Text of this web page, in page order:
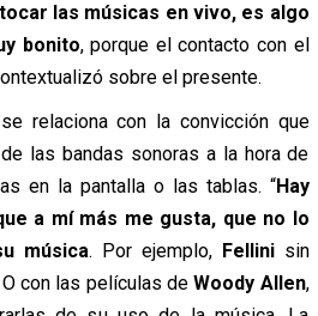
tocar las músicas en vivo, es algo
bonito, porque el contacto con el
sobre el presente.
relaciona con la convicción que
las bandas sonoras a la hora de
en la pantalla o las tablas. “Hay
a mí más me gusta, que no lo
música. Por ejemplo, Fellinisin
con las películas deWoody Allen,